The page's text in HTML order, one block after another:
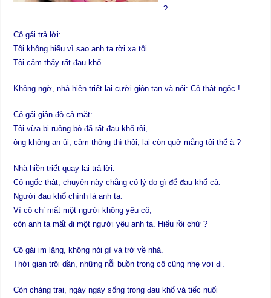
?
Cô gái trả lời:
Tôi không hiểu vì sao anh ta rời xa tôi.
Tôi cảm thấy rất đau khổ
Không ngờ, nhà hiền triết lại cười giòn tan và nói: Cô thật ngốc !
Cô gái giận đỏ cả mặt:
Tôi vừa bị ruồng bỏ đã rất đau khổ rồi,
ông không an ủi, cảm thông thì thôi, lại còn quở mắng tôi thế à ?
Nhà hiền triết quay lại trả lời:
Cô ngốc thật, chuyện này chẳng có lý do gì để đau khổ cả.
Người đau khổ chính là anh ta.
Vì cô chỉ mất một người không yêu cô,
còn anh ta mất đi một người yêu anh ta. Hiểu rồi chứ ?
Cô gái im lặng, không nói gì và trở về nhà.
Thời gian trôi dần, những nỗi buồn trong cô cũng nhẹ vơi đi.
Còn chàng trai, ngày ngày sống trong đau khổ và tiếc nuối